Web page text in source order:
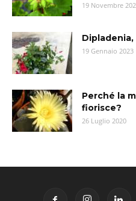
19 Novembre
19 Gennaio 2023
Perché la
fiorisce?
26 Luglio 2020